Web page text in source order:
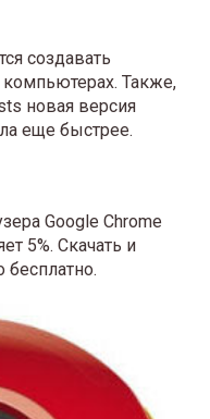
создавать
Также,
новая версия
еще быстрее.
Google Chrome
5%. Скачать и